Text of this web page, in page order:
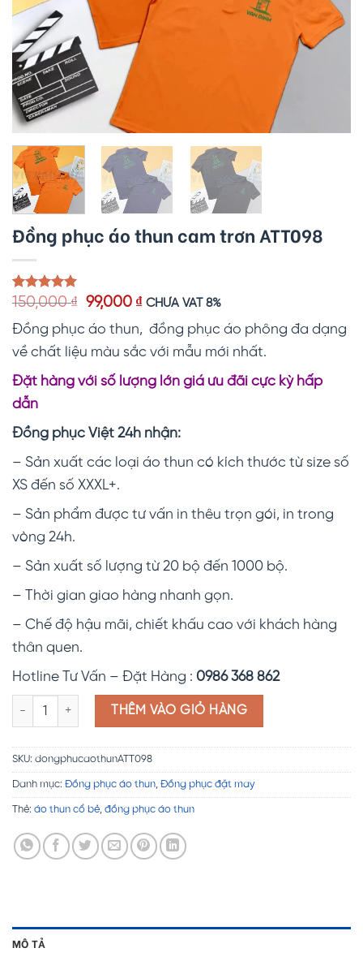
Đồng phục áo thun cam trơn ATT098
5.00trên 5
dựa trên
1
đánh giá
150,000₫
Giá
là:
150,000 ₫.
99,000 ₫Giá
tại
là:
CHƯA VAT 8%
Đồng phục áo thun, đồng phục áo phông đa dạng
về chất liệu màu sắc với mẫu mới nhất.
Đặt hàng với số lượng lớn giá ưu đãi cực kỳ hấp
dẫn
Đồng phục Việt 24h nhận:
– Sản xuất các loại áo thun có kích thước từ size số
XS đến số XXXL+.
– Sản phẩm được tư vấn in thêu trọn gói, in trong
vòng 24h.
– Sản xuất số lượng từ 20 bộ đến 1000 bộ.
– Thời gian giao hàng nhanh gọn.
– Chế độ hậu mãi, chiết khấu cao với khách hàng
thân quen.
Hotline Tư Vấn – Đặt Hàng : 0986 368 862
Đồng phục áo thun cam trơn ATT098 số lượng
THÊM VÀO GIỎ HÀNG
SKU: dongphucaothunATT098
Danh mục: Đồng phục áo thun, Đồng phục đặt may
Thẻ: áo thun cổ bẻ, đồng phục áo thun
MÔ TẢ